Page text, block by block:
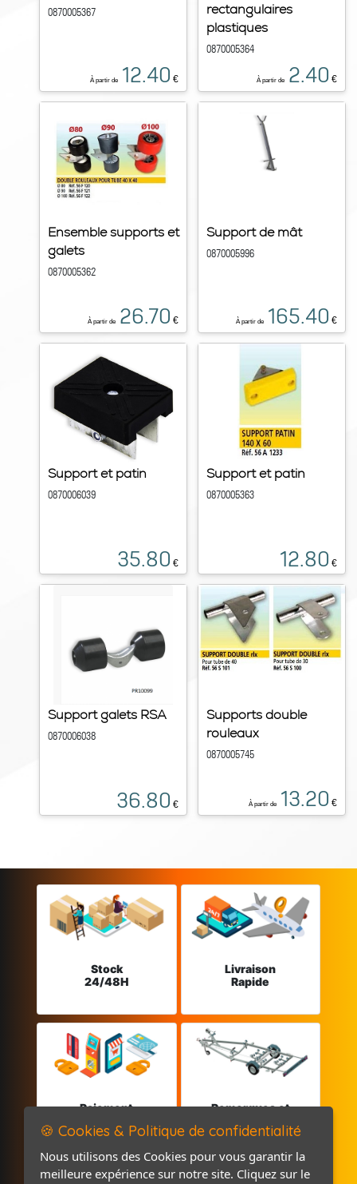
0870005367
À partir de 12.40 €
rectangulaires
plastiques
0870005364
À partir de 2.40 €
Ensemble supports et
galets
0870005362
À partir de 26.70 €
Support de mât
0870005996
À partir de 165.40 €
Support et patin
0870006039
35.80 €
Support et patin
0870005363
12.80 €
Support galets RSA
0870006038
36.80 €
Supports double
rouleaux
0870005745
À partir de 13.20 €
Stock
24/48H
Livraison
Rapide
Paiement
Remorques et
🍪 Cookies & Politique de confidentialité
Nous utilisons des Cookies pour vous garantir la
meilleure expérience sur notre site. Cliquez sur le